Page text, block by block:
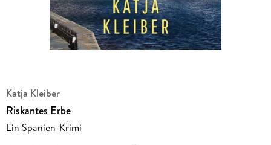
Katja Kleiber
Riskantes Erbe
Ein Spanien-Krimi